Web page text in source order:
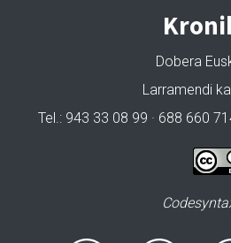
Dobera
Larramendi
Tel.: 943 33 08 99 · 688 660